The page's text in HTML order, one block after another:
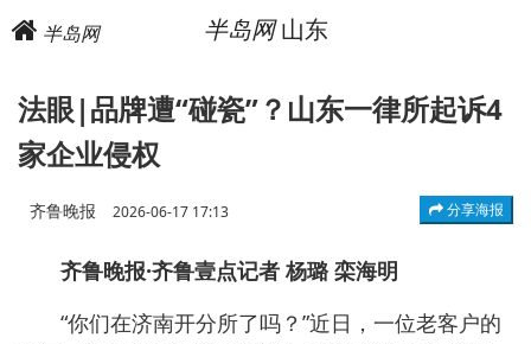
半岛网 半岛网山东
法眼|品牌遭“碰瓷”？山东一律所起诉4
家企业侵权
齐鲁晚报 2026-06-17 17:13 分享海报
齐鲁晚报·齐鲁壹点记者 杨璐 栾海明
“你们在济南开分所了吗？”近日，一位老客户的